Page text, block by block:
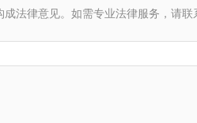
成法律意见。如需专业法律服务，请